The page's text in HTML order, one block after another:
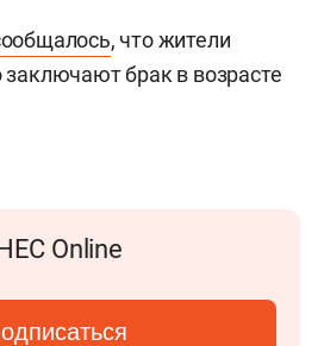
, что жители
брак в возрасте
Online